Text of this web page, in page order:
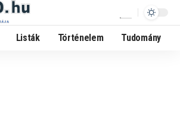
Listák Történelem Tudomány